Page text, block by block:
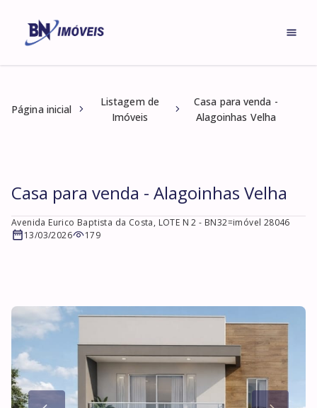
Página inicial
Listagem de
Imóveis
Casa para venda -
Alagoinhas Velha
Casa para venda - Alagoinhas Velha
Avenida Eurico Baptista da Costa, LOTE N 2 - BN32=imóvel 28046
13/03/2026
179